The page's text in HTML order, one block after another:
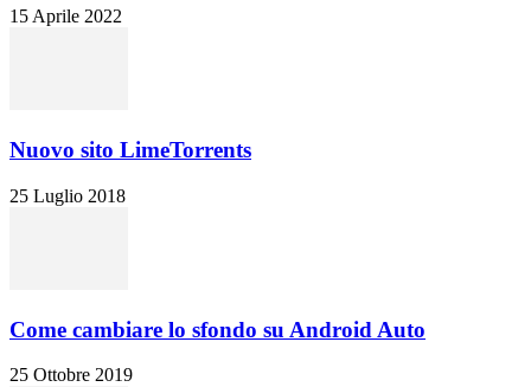
15 Aprile 2022
Nuovo sito LimeTorrents
25 Luglio 2018
Come cambiare lo sfondo su Android Auto
25 Ottobre 2019